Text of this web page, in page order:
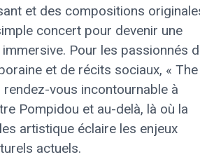
et des compositions
concert pour devenir une
Pour les passionnés
et de récits sociaux, «
rendez-vous incontournable à
Pompidou et au-delà, là où la
artistique éclaire les enjeux
actuels.